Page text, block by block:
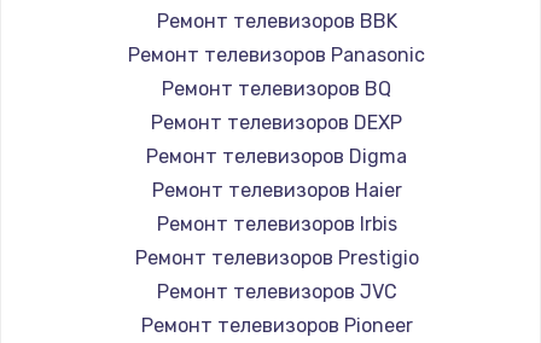
Заказать
Замена картридера
890 руб.
Заказать
Замена микросхемы NFC
1100 руб.
Заказать
Ремонт телевизоров BBK
Ремонт телевизоров Panasonic
Ремонт телевизоров BQ
Ремонт телевизоров DEXP
Ремонт телевизоров Digma
Ремонт телевизоров Haier
Ремонт телевизоров Irbis
Ремонт телевизоров Prestigio
Ремонт телевизоров JVC
Ремонт телевизоров Pioneer